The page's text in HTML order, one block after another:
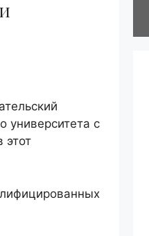
университета с